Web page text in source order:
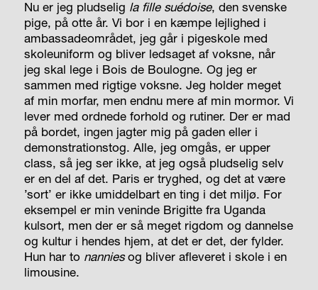
Nu er jeg pludselig la fille suédoise, den svenske
pige, på otte år. Vi bor i en kæmpe lejlighed i
ambassadeområdet, jeg går i pigeskole med
skoleuniform og bliver ledsaget af voksne, når
jeg skal lege i Bois de Boulogne. Og jeg er
sammen med rigtige voksne. Jeg holder meget
af min morfar, men endnu mere af min mormor. Vi
lever med ordnede forhold og rutiner. Der er mad
på bordet, ingen jagter mig på gaden eller i
demonstrationstog. Alle, jeg omgås, er upper
class, så jeg ser ikke, at jeg også pludselig selv
er en del af det. Paris er tryghed, og det at være
’sort’ er ikke umiddelbart en ting i det miljø. For
eksempel er min veninde Brigitte fra Uganda
kulsort, men der er så meget rigdom og dannelse
og kultur i hendes hjem, at det er det, der fylder.
Hun har to nanniesog bliver afleveret i skole i en
limousine.